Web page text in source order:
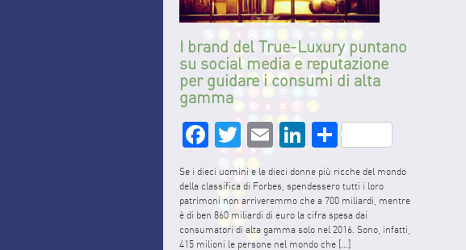
I brand del True-Luxury puntano
su social media e reputazione
per guidare i consumi di alta
gamma
Facebook
Twitter
EmailLinkedIn
Share
Se i dieci uomini e le dieci donne più ricche del mondo
della classifica di Forbes, spendessero tutti i loro
patrimoni non arriveremmo che a 700 miliardi, mentre
è di ben 860 miliardi di euro la cifra spesa dai
consumatori di alta gamma solo nel 2016. Sono, infatti,
415 milioni le persone nel mondo che […]